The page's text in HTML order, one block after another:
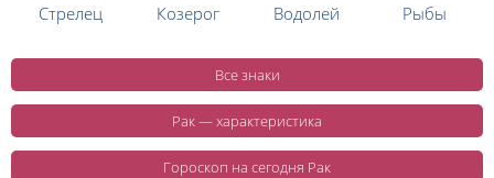
Стрелец Козерог Водолей Рыбы
Все знаки
Рак — характеристика
Гороскоп на сегодня Рак